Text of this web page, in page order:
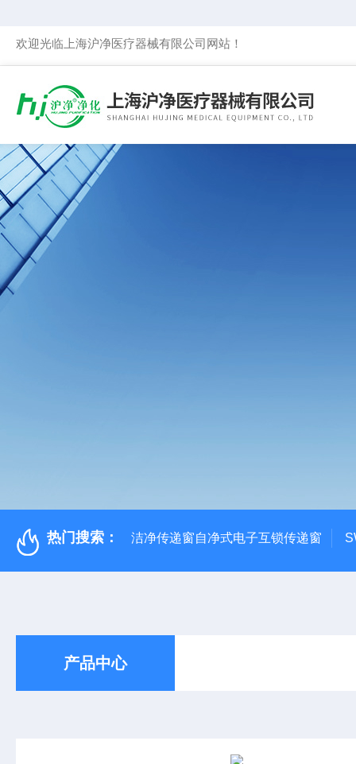
欢迎光临上海沪净医疗器械有限公司网站！
热门搜索： 洁净传递窗自净式电子互锁传递窗
产品中心